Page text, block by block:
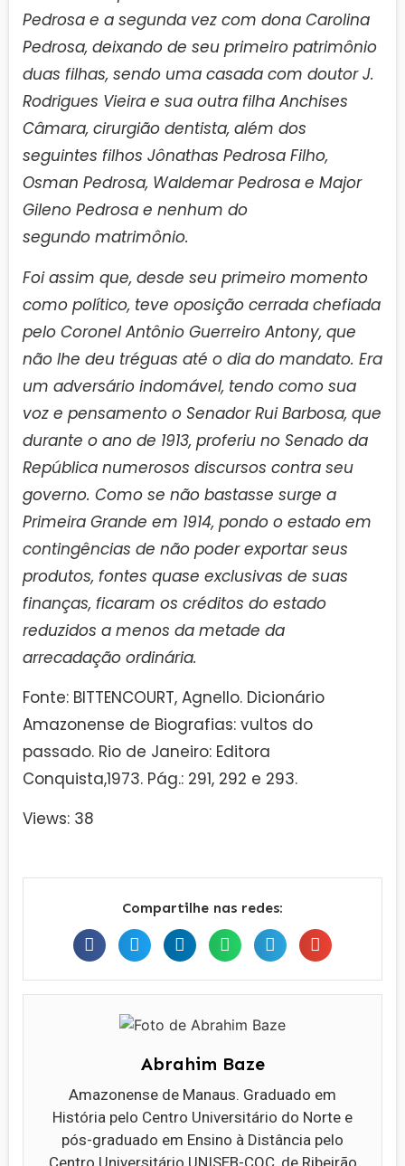
Pedrosa e a segunda vez com dona Carolina
Pedrosa, deixando de seu primeiro patrimônio
duas filhas, sendo uma casada com doutor J.
Rodrigues Vieira e sua outra filha Anchises
Câmara, cirurgião dentista, além dos
seguintes filhos Jônathas Pedrosa Filho,
Osman Pedrosa, Waldemar Pedrosa e Major
Gileno Pedrosa e nenhum do
segundo matrimônio.
Foi assim que, desde seu primeiro momento
como político, teve oposição cerrada chefiada
pelo Coronel Antônio Guerreiro Antony, que
não lhe deu tréguas até o dia do mandato. Era
um adversário indomável, tendo como sua
voz e pensamento o Senador Rui Barbosa, que
durante o ano de 1913, proferiu no Senado da
República numerosos discursos contra seu
governo. Como se não bastasse surge a
Primeira Grande em 1914, pondo o estado em
contingências de não poder exportar seus
produtos, fontes quase exclusivas de suas
finanças, ficaram os créditos do estado
reduzidos a menos da metade da
arrecadação ordinária.
Fonte: BITTENCOURT, Agnello. Dicionário
Amazonense de Biografias: vultos do
passado. Rio de Janeiro: Editora
Conquista,1973. Pág.: 291, 292 e 293.
Views: 38
Compartilhe nas redes:
Abrahim Baze
Amazonense de Manaus. Graduado em
História pelo Centro Universitário do Norte e
pós-graduado em Ensino à Distância pelo
Centro Universitário UNISEB-COC, de Ribeirão